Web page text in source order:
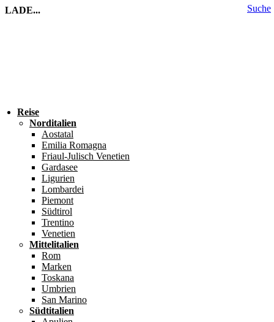
Suche
LADE...
Reise
Norditalien
Aostatal
Emilia Romagna
Friaul-Julisch Venetien
Gardasee
Ligurien
Lombardei
Piemont
Südtirol
Trentino
Venetien
Mittelitalien
Rom
Marken
Toskana
Umbrien
San Marino
Südtitalien